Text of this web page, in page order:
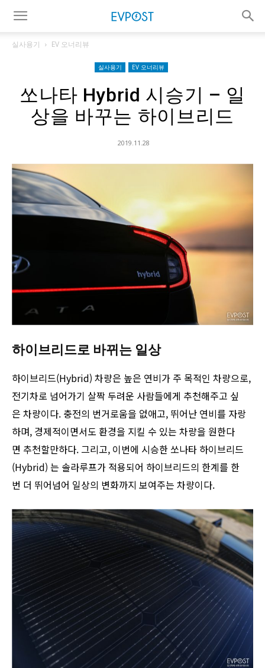
실사용기 EV 오너리뷰
실사용기 EV 오너리뷰
쏘나타 Hybrid 시승기 – 일
상을 바꾸는 하이브리드
2019.11.28
하이브리드로 바뀌는 일상
하이브리드(Hybrid) 차량은 높은 연비가 주 목적인 차량으로,
전기차로 넘어가기 살짝 두려운 사람들에게 추천해주고 싶
은 차량이다. 충전의 번거로움을 없애고, 뛰어난 연비를 자랑
하며, 경제적이면서도 환경을 지킬 수 있는 차량을 원한다
면 추천할만하다. 그리고, 이번에 시승한 쏘나타 하이브리드
(Hybrid) 는 솔라루프가 적용되어 하이브리드의 한계를 한
번 더 뛰어넘어 일상의 변화까지 보여주는 차량이다.